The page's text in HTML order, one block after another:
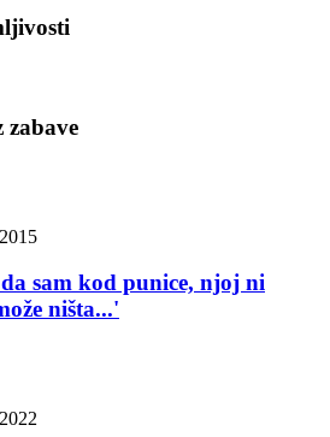
zabave
da sam kod punice, njoj ni
ništa...'